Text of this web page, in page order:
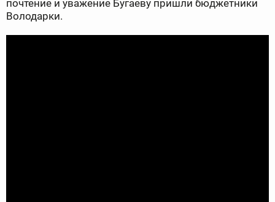
почтение и уважение Бугаеву пришли бюджетники
Володарки.